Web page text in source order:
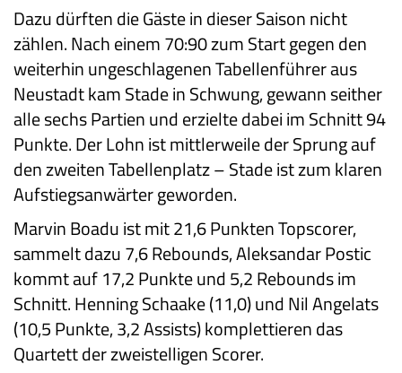
Dazu dürften die Gäste in dieser Saison nicht
zählen. Nach einem 70:90 zum Start gegen den
weiterhin ungeschlagenen Tabellenführer aus
Neustadt kam Stade in Schwung, gewann seither
alle sechs Partien und erzielte dabei im Schnitt 94
Punkte. Der Lohn ist mittlerweile der Sprung auf
den zweiten Tabellenplatz – Stade ist zum klaren
Aufstiegsanwärter geworden.
Marvin Boadu ist mit 21,6 Punkten Topscorer,
sammelt dazu 7,6 Rebounds, Aleksandar Postic
kommt auf 17,2 Punkte und 5,2 Rebounds im
Schnitt. Henning Schaake (11,0) und Nil Angelats
(10,5 Punkte, 3,2 Assists) komplettieren das
Quartett der zweistelligen Scorer.